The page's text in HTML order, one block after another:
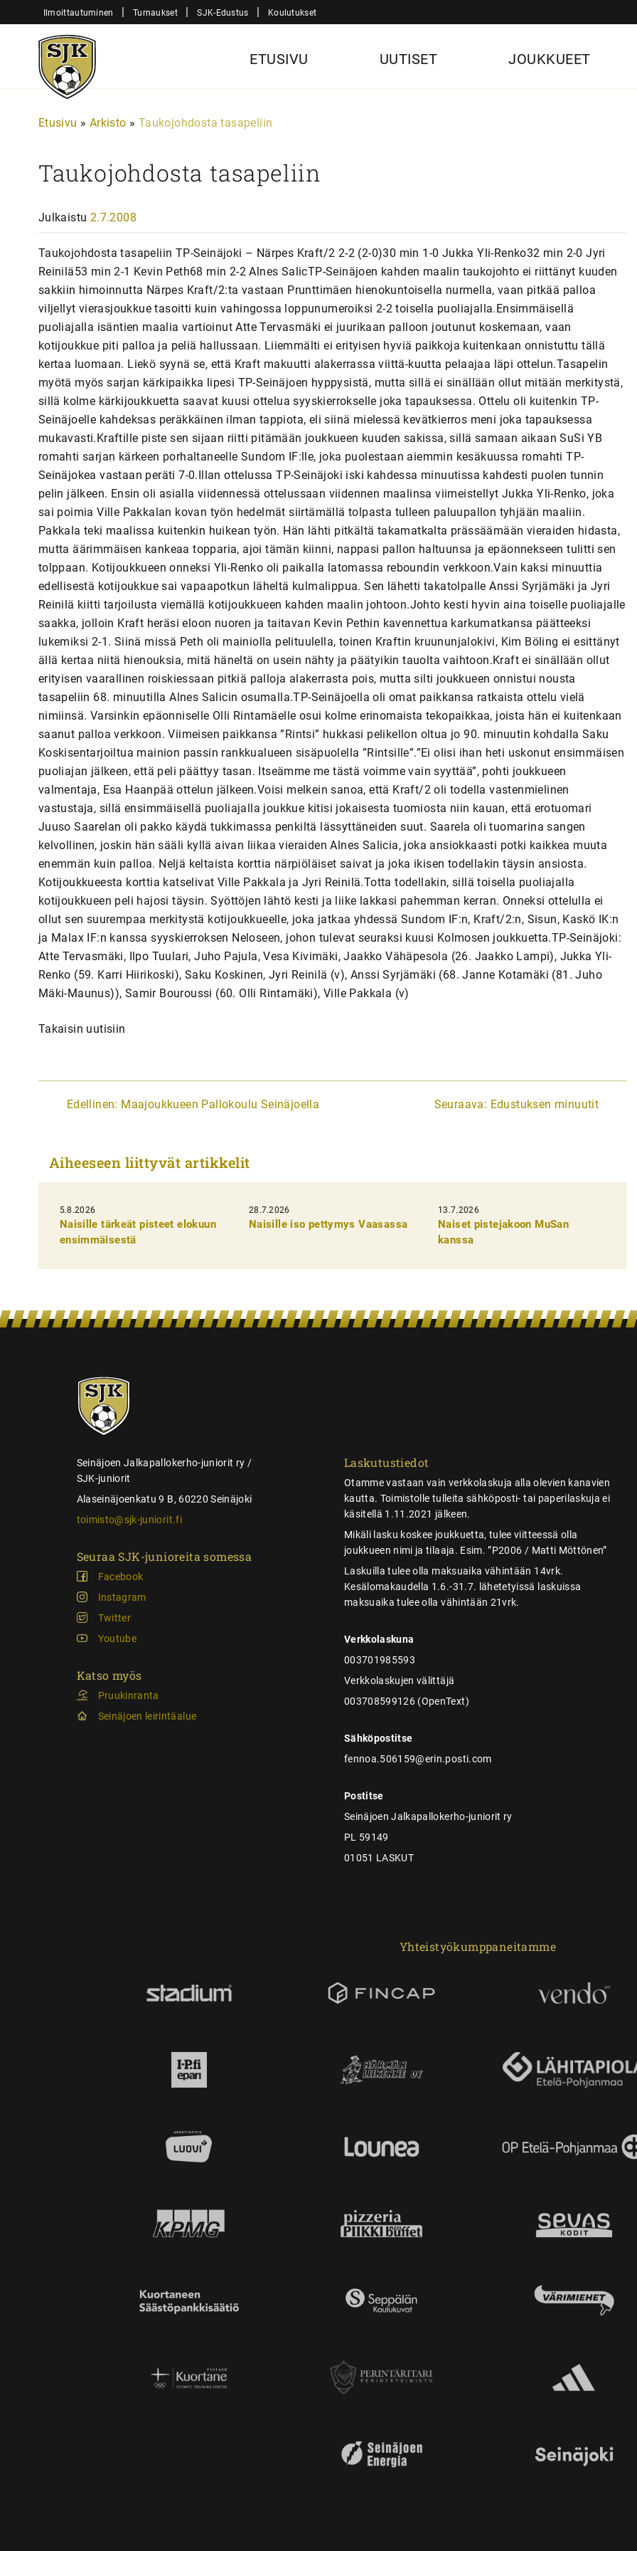
sisältöön
Ilmoittautuminen | Turnaukset | SJK-Edustus | Koulutukset
Sjk-
Juniorit
ETUSIVU UUTISET JOUKKUEET
Etusivu » Arkisto » Taukojohdosta tasapeliin
Taukojohdosta tasapeliin
Julkaistu 2.7.2008
Taukojohdosta tasapeliin TP-Seinäjoki – Närpes Kraft/2 2-2 (2-0)30 min 1-0 Jukka Yli-Renko32 min 2-0 Jyri
Reinilä53 min 2-1 Kevin Peth68 min 2-2 Alnes SalicTP-Seinäjoen kahden maalin taukojohto ei riittänyt kuuden
sakkiin himoinnutta Närpes Kraft/2:ta vastaan Prunttimäen hienokuntoisella nurmella, vaan pitkää palloa
viljellyt vierasjoukkue tasoitti kuin vahingossa loppunumeroiksi 2-2 toisella puoliajalla.Ensimmäisellä
puoliajalla isäntien maalia vartioinut Atte Tervasmäki ei juurikaan palloon joutunut koskemaan, vaan
kotijoukkue piti palloa ja peliä hallussaan. Liiemmälti ei erityisen hyviä paikkoja kuitenkaan onnistuttu tällä
kertaa luomaan. Liekö syynä se, että Kraft makuutti alakerrassa viittä-kuutta pelaajaa läpi ottelun.Tasapelin
myötä myös sarjan kärkipaikka lipesi TP-Seinäjoen hyppysistä, mutta sillä ei sinällään ollut mitään merkitystä,
sillä kolme kärkijoukkuetta saavat kuusi ottelua syyskierrokselle joka tapauksessa. Ottelu oli kuitenkin TP-
Seinäjoelle kahdeksas peräkkäinen ilman tappiota, eli siinä mielessä kevätkierros meni joka tapauksessa
mukavasti.Kraftille piste sen sijaan riitti pitämään joukkueen kuuden sakissa, sillä samaan aikaan SuSi YB
romahti sarjan kärkeen porhaltaneelle Sundom IF:lle, joka puolestaan aiemmin kesäkuussa romahti TP-
Seinäjokea vastaan peräti 7-0.Illan ottelussa TP-Seinäjoki iski kahdessa minuutissa kahdesti puolen tunnin
pelin jälkeen. Ensin oli asialla viidennessä ottelussaan viidennen maalinsa viimeistellyt Jukka Yli-Renko, joka
sai poimia Ville Pakkalan kovan työn hedelmät siirtämällä tolpasta tulleen paluupallon tyhjään maaliin.
Pakkala teki maalissa kuitenkin huikean työn. Hän lähti pitkältä takamatkalta prässäämään vieraiden hidasta,
mutta äärimmäisen kankeaa topparia, ajoi tämän kiinni, nappasi pallon haltuunsa ja epäonnekseen tulitti sen
tolppaan. Kotijoukkueen onneksi Yli-Renko oli paikalla latomassa reboundin verkkoon.Vain kaksi minuuttia
edellisestä kotijoukkue sai vapaapotkun läheltä kulmalippua. Sen lähetti takatolpalle Anssi Syrjämäki ja Jyri
Reinilä kiitti tarjoilusta viemällä kotijoukkueen kahden maalin johtoon.Johto kesti hyvin aina toiselle puoliajalle
saakka, jolloin Kraft heräsi eloon nuoren ja taitavan Kevin Pethin kavennettua karkumatkansa päätteeksi
lukemiksi 2-1. Siinä missä Peth oli mainiolla pelituulella, toinen Kraftin kruununjalokivi, Kim Böling ei esittänyt
ällä kertaa niitä hienouksia, mitä häneltä on usein nähty ja päätyikin tauolta vaihtoon.Kraft ei sinällään ollut
erityisen vaarallinen roiskiessaan pitkiä palloja alakerrasta pois, mutta silti joukkueen onnistui nousta
tasapeliin 68. minuutilla Alnes Salicin osumalla.TP-Seinäjoella oli omat paikkansa ratkaista ottelu vielä
nimiinsä. Varsinkin epäonniselle Olli Rintamäelle osui kolme erinomaista tekopaikkaa, joista hän ei kuitenkaan
saanut palloa verkkoon. Viimeisen paikkansa ”Rintsi” hukkasi pelikellon oltua jo 90. minuutin kohdalla Saku
Koskisentarjoiltua mainion passin rankkualueen sisäpuolella ”Rintsille”.”Ei olisi ihan heti uskonut ensimmäisen
puoliajan jälkeen, että peli päättyy tasan. Itseämme me tästä voimme vain syyttää”, pohti joukkueen
valmentaja, Esa Haanpää ottelun jälkeen.Voisi melkein sanoa, että Kraft/2 oli todella vastenmielinen
vastustaja, sillä ensimmäisellä puoliajalla joukkue kitisi jokaisesta tuomiosta niin kauan, että erotuomari
Juuso Saarelan oli pakko käydä tukkimassa penkiltä lässyttäneiden suut. Saarela oli tuomarina sangen
kelvollinen, joskin hän sääli kyllä aivan liikaa vieraiden Alnes Salicia, joka ansiokkaasti potki kaikkea muuta
enemmän kuin palloa. Neljä keltaista korttia närpiöläiset saivat ja joka ikisen todellakin täysin ansiosta.
Kotijoukkueesta korttia katselivat Ville Pakkala ja Jyri Reinilä.Totta todellakin, sillä toisella puoliajalla
kotijoukkueen peli hajosi täysin. Syöttöjen lähtö kesti ja liike lakkasi pahemman kerran. Onneksi ottelulla ei
ollut sen suurempaa merkitystä kotijoukkueelle, joka jatkaa yhdessä Sundom IF:n, Kraft/2:n, Sisun, Kaskö IK:n
ja Malax IF:n kanssa syyskierroksen Neloseen, johon tulevat seuraksi kuusi Kolmosen joukkuetta.TP-Seinäjoki:
Atte Tervasmäki, Ilpo Tuulari, Juho Pajula, Vesa Kivimäki, Jaakko Vähäpesola (26. Jaakko Lampi), Jukka Yli-
Renko (59. Karri Hiirikoski), Saku Koskinen, Jyri Reinilä (v), Anssi Syrjämäki (68. Janne Kotamäki (81. Juho
Mäki-Maunus)), Samir Bouroussi (60. Olli Rintamäki), Ville Pakkala (v)
Takaisin uutisiin
A
i
k
e
n
Edellinen: Maajoukkueen Pallokoulu Seinäjoella Seuraava: Edustuksen minuutit
Aiheeseen liittyvät artikkelit
5.8.2026
Naisille tärkeät pisteet elokuun
ensimmäisestä
28.7.2026
Naisille iso pettymys Vaasassa
13.7.2026
Naiset pistejakoon MuSan
kanssa
SJK-
juniorit
Seinäjoen Jalkapallokerho-juniorit ry /
SJK-juniorit
Alaseinäjoenkatu 9 B, 60220 Seinäjoki
toimisto@sjk-juniorit.fi
Seuraa SJK-junioreita somessa
Facebook
Instagram
Twitter
Youtube
Katso myös
Pruukinranta
Seinäjoen leirintäalue
Laskutustiedot
Otamme vastaan vain verkkolaskuja alla olevien kanavien
kautta. Toimistolle tulleita sähköposti- tai paperilaskuja ei
käsitellä 1.11.2021 jälkeen.
Mikäli lasku koskee joukkuetta, tulee viitteessä olla
joukkueen nimi ja tilaaja. Esim. ”P2006 / Matti Möttönen”
Laskuilla tulee olla maksuaika vähintään 14vrk.
Kesälomakaudella 1.6.-31.7. lähetetyissä laskuissa
maksuaika tulee olla vähintään 21vrk.
Verkkolaskuna
003701985593
Verkkolaskujen välittäjä
003708599126 (OpenText)
Sähköpostitse
fennoa.506159@erin.posti.com
Postitse
Seinäjoen Jalkapallokerho-juniorit ry
PL 59149
01051 LASKUT
Yhteistyökumppaneitamme